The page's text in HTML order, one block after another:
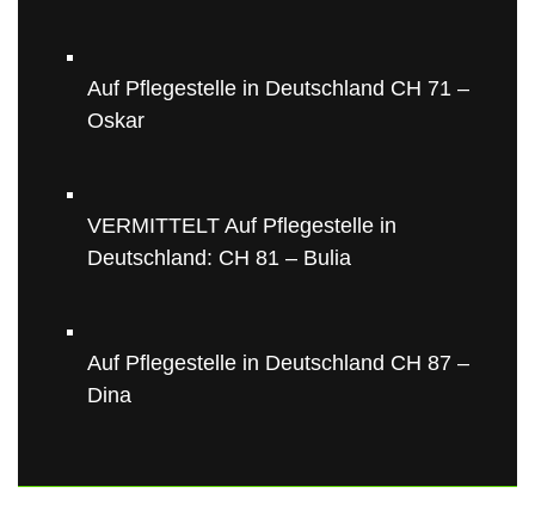
Auf Pflegestelle in Deutschland CH 71 –
Oskar
VERMITTELT Auf Pflegestelle in
Deutschland: CH 81 – Bulia
Auf Pflegestelle in Deutschland CH 87 –
Dina